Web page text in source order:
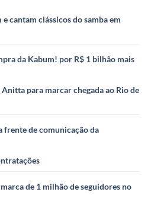
cantam clássicos do samba em
da Kabum! por R$ 1 bilhão mais
para marcar chegada ao Rio de
frente de comunicação da
de 1 milhão de seguidores no